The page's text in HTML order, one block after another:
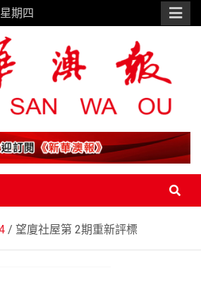
期四
望廈社屋第 2期重新評標